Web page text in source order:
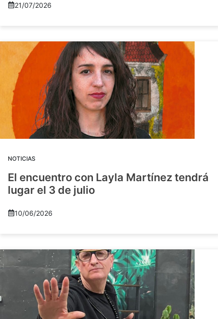
21/07/2026
NOTICIAS
El encuentro con Layla Martínez tendrá
lugar el 3 de julio
10/06/2026